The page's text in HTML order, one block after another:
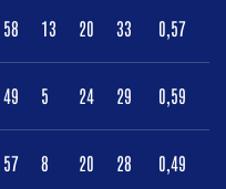
58 13 20 33 0,57
49 5 24 29 0,59
57 8 20 28 0,49